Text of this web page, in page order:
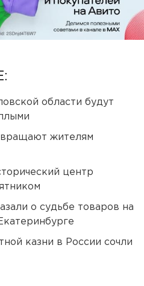
области будут
жителям
центр
о судьбе товаров на
казни в России сочли